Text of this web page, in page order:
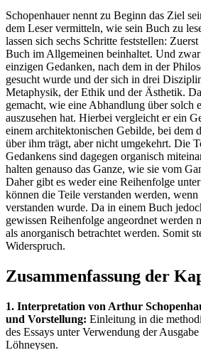
Schopenhauer nennt zu Beginn das Ziel
dem Leser vermitteln, wie sein Buch zu
lassen sich sechs Schritte feststellen:
Buch im Allgemeinen beinhaltet. Und
einzigen Gedanken, nach dem in der
gesucht wurde und der sich in drei
Metaphysik, der Ethik und der Ästhetik.
gemacht, wie eine Abhandlung über solch
auszusehen hat. Hierbei vergleicht er ein
einem architektonischen Gebilde, bei dem
über ihm trägt, aber nicht umgekehrt. Die
Gedankens sind dagegen organisch
halten genauso das Ganze, wie sie vom
Daher gibt es weder eine Reihenfolge
können die Teile verstanden werden,
verstanden wurde. Da in einem Buch
gewissen Reihenfolge angeordnet werden
als anorganisch betrachtet werden. Somit
Widerspruch.
Zusammenfassung der
1. Interpretation von Arthur
und Vorstellung: Einleitung in die
des Essays unter Verwendung der
Löhneysen.